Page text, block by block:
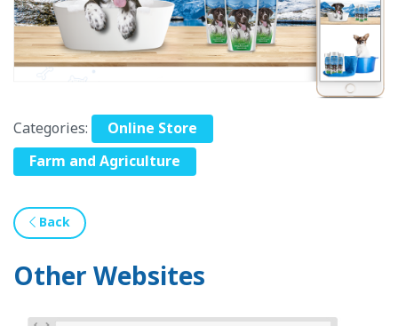
Categories:
Online Store
Farm and Agriculture
Back
Other Websites